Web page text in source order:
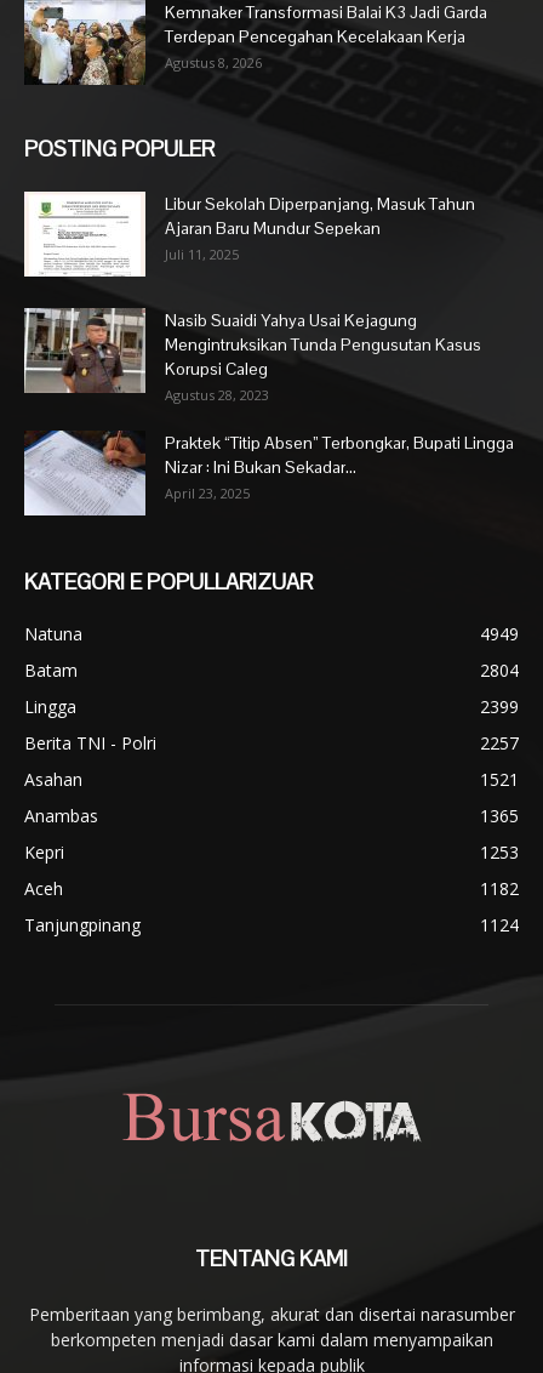
Kemnaker Transformasi Balai K3 Jadi Garda
Terdepan Pencegahan Kecelakaan Kerja
Agustus 8, 2026
POSTING POPULER
Libur Sekolah Diperpanjang, Masuk Tahun
Ajaran Baru Mundur Sepekan
Juli 11, 2025
Nasib Suaidi Yahya Usai Kejagung
Mengintruksikan Tunda Pengusutan Kasus
Korupsi Caleg
Agustus 28, 2023
Praktek “Titip Absen” Terbongkar, Bupati Lingga
Nizar : Ini Bukan Sekadar...
April 23, 2025
KATEGORI E POPULLARIZUAR
Natuna
4949
Batam
2804
Lingga
2399
Berita TNI - Polri
2257
Asahan
1521
Anambas
1365
Kepri
1253
Aceh
1182
Tanjungpinang
1124
TENTANG KAMI
Pemberitaan yang berimbang, akurat dan disertai narasumber
berkompeten menjadi dasar kami dalam menyampaikan
informasi kepada publik